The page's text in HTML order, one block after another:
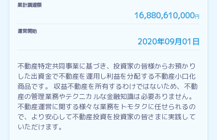
累計調達額
16,880,610,000円
運営開始
2020年09月01日
不動産特定共同事業に基づき、投資家の皆様からお預かり
した出資金で不動産を運用し利益を分配する不動産小口化
商品です。 収益不動産を所有するわけではないため、不動
産の管理業務やテクニカルな金融知識は必要ありません。
不動産運営に関する様々な業務をトモタクに任せられるの
で、より安心して不動産投資を投資家の皆さまに実践して
いただけます。